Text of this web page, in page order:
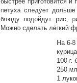
петуха следует
блюду подойдут рис,
Можно сделать лёгкий
На 6-
100 г.
250
1